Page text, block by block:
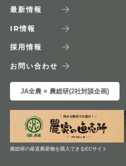
最新情報
IR情報
採用情報
お問い合わせ
JA全農 × 農総研(2社対談企画)
農総研の産直農産物を購入できるECサイト